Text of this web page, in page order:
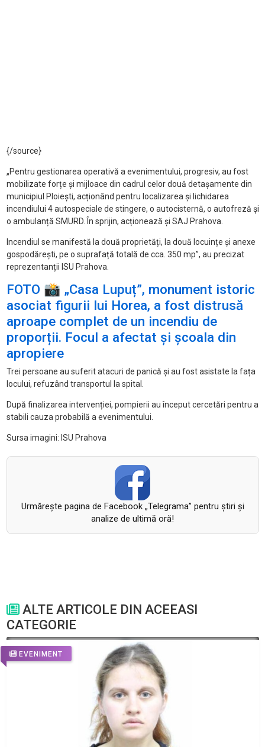
{/source}
„Pentru gestionarea operativă a evenimentului, progresiv, au fost
mobilizate forțe și mijloace din cadrul celor două detașamente din
municipiul Ploiești, acționând pentru localizareași lichidarea
incendiului 4 autospeciale de stingere, o autocisternă, o autofreză și
o ambulanță SMURD. În sprijin, acționează și SAJ Prahova.
Incendiul se manifestă la două proprietăți, la două locuințe și anexe
gospodărești, pe o suprafață totală de cca. 350 mp”, au precizat
reprezentanții ISU Prahova.
FOTO 📸 „Casa Lupuț”, monument istoric
asociat figurii lui Horea, a fost distrusă
aproape complet de un incendiu de
proporții. Focul a afectat și școala din
apropiere
Trei persoane au suferit atacuri de panică și au fost asistate la fața
locului, refuzând transportul la spital.
După finalizarea intervenției, pompierii au început cercetări pentru a
stabili cauza probabilă a evenimentului.
Sursa imagini: ISU Prahova
Urmăreşte pagina de Facebook „Telegrama” pentru ştiri şi
analize de ultimă oră!
ALTE ARTICOLE DIN ACEEASI
CATEGORIE
EVENIMENT